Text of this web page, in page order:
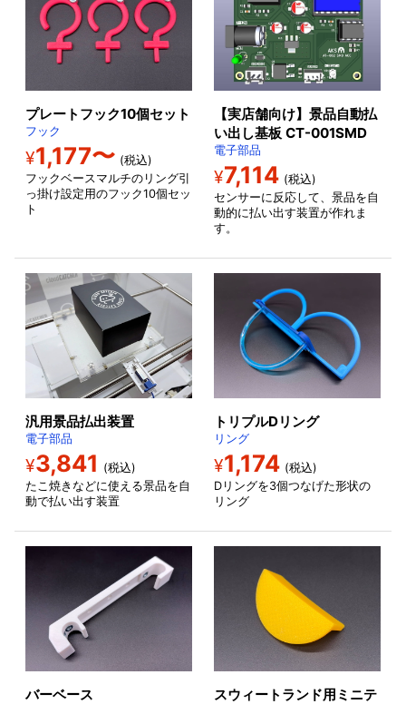
プレートフック10個セット
フック
¥1,177〜 (税込)
フックベースマルチのリング引
っ掛け設定用のフック10個セッ
ト
【実店舗向け】景品自動払
い出し基板 CT-001SMD
電子部品
¥7,114 (税込)
センサーに反応して、景品を自
動的に払い出す装置が作れま
す。
汎用景品払出装置
電子部品
¥3,841 (税込)
たこ焼きなどに使える景品を自
動で払い出す装置
トリプルDリング
リング
¥1,174 (税込)
Dリングを3個つなげた形状の
リング
バーベース
スウィートランド用ミニテ